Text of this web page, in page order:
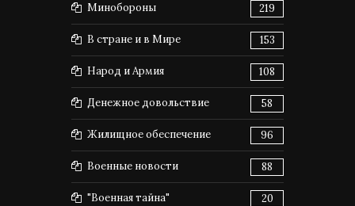
Минобороны 219
В стране и в Мире 153
Народ и Армия 108
Денежное довольствие 58
Жилищное обеспечение 96
Военные новости 88
"Военная тайна" 20